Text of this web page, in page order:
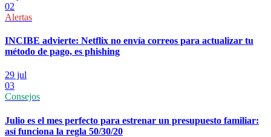
02
Alertas
INCIBE advierte: Netflix no envía correos para actualizar tu
método de pago, es phishing
29 jul
03
Consejos
Julio es el mes perfecto para estrenar un presupuesto familiar:
así funciona la regla 50/30/20